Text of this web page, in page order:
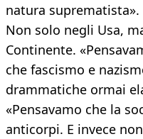
natura suprematista».
Non solo negli Usa,
Continente.
che fascismo e
drammatiche ormai
«Pensavamo che la
anticorpi. E invece